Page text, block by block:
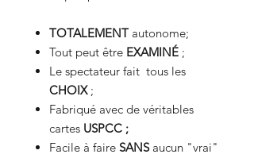
TOTALEMENT autonome;
Tout peut être EXAMINÉ ;
Le spectateur fait tous les
CHOIX;
Fabriqué avec de véritables
cartes USPCC ;
Facile à faire SANSaucun "vrai"